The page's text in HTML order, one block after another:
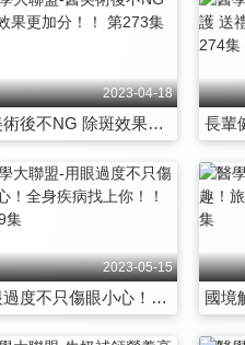
2023-04-18
醫美術後不NG 除斑效果更加分！！ 第273集
2023-05-15
用眼過度不只傷眼小心！全身疾病找上你！！ 第279集